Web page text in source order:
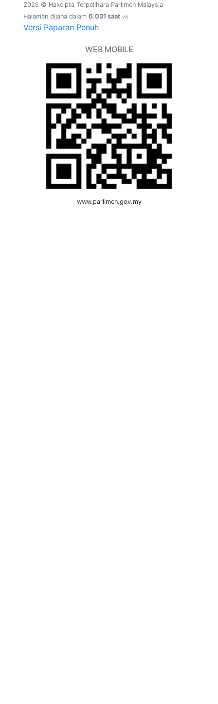
2026 © Hakcipta Terpelihara Parlimen Malaysia
Halaman dijana dalam 0.031 saat v5
Versi Paparan Penuh
WEB MOBILE
www.parlimen.gov.my